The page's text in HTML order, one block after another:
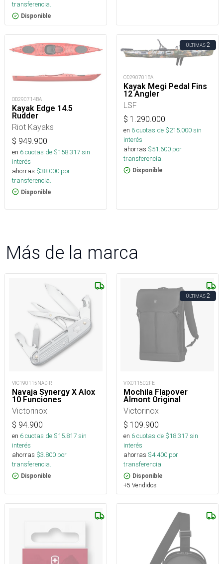
transferencia.
Disponible
OD290714BA
Kayak Edge 14.5
Rudder
Riot Kayaks
$ 949.900
en 6cuotas de $158.317sin
interés
ahorras $38.000 por
transferencia.
Disponible
ÚLTIMAS2
OD290701BA
Kayak Megi Pedal Fins
12 Angler
LSF
$ 1.290.000
en 6cuotas de $215.000sin
interés
ahorras $51.600 por
transferencia.
Disponible
Más de la marca
VIC190115NAD-R
Navaja Synergy X Alox
10 Funciones
Victorinox
$ 94.900
en 6cuotas de $15.817sin
interés
ahorras $3.800 por
transferencia.
Disponible
ÚLTIMAS2
VIX011502FE
Mochila Flapover
Almont Original
Victorinox
$ 109.900
en 6cuotas de $18.317sin
interés
ahorras $4.400 por
transferencia.
Disponible
+5 Vendidos